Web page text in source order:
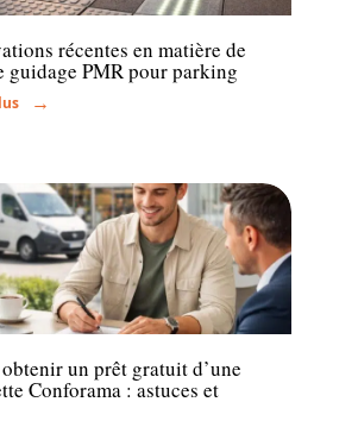
récentes en matière de
guidage PMR pour parking
un prêt gratuit d’une
Conforama : astuces et